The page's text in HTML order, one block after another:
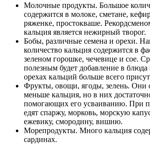
Молочные продукты. Большое
содержится в молоке, сметане,
ряженке, простокваше.
кальция является нежирный творог.
Бобы, различные семена и орехи.
количество кальция содержится в
зеленом горошке, чечевице и сое.
полезным будет добавление в
орехах кальций больше всего
Фрукты, овощи, ягоды, зелень. Они
меньше кальция, но в них
помогающих его усваиванию. При
едят спаржу, морковь, морскую
ежевику, смородину, вишню.
Морепродукты. Много кальция
сардинах.